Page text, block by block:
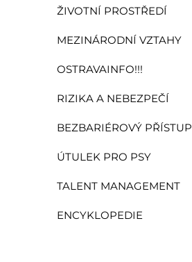
ŽIVOTNÍ PROSTŘEDÍ
MEZINÁRODNÍ VZTAHY
OSTRAVAINFO!!!
RIZIKA A NEBEZPEČÍ
BEZBARIÉROVÝ PŘÍSTUP
ÚTULEK PRO PSY
TALENT MANAGEMENT
ENCYKLOPEDIE